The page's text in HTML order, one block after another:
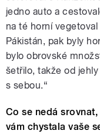
jedno auto a
na té horní
Pákistán, pak byly
bylo obrovské
šetřilo, takže od
s sebou.“
Co se nedá
vám chystala vaše